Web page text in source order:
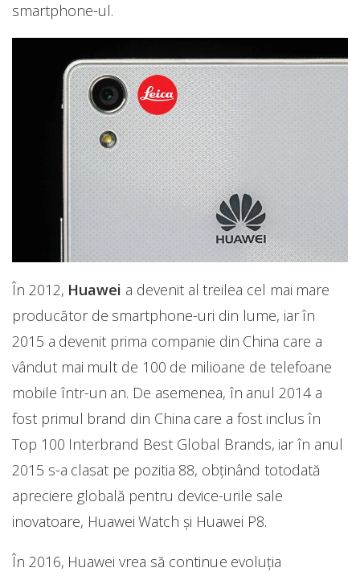
smartphone-ul.
În 2012, Huawei a devenit al treilea cel mai mare
producător de smartphone-uri din lume, iar în
2015 a devenit prima companie din China care a
vândut mai mult de 100 de milioane de telefoane
mobile într-un an. De asemenea, în anul 2014 a
fost primul brand din China care a fost inclus în
Top 100 Interbrand Best Global Brands, iar în anul
2015 s-a clasat pe pozitia 88, obținând totodată
apreciere globală pentru device-urile sale
inovatoare, Huawei Watch și Huawei P8.
În 2016, Huawei vrea să continue evoluția